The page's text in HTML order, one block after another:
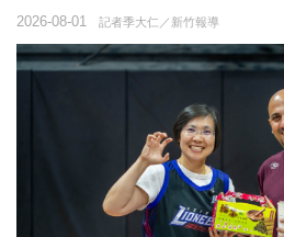
記者季大仁／新竹報導
2026-08-01